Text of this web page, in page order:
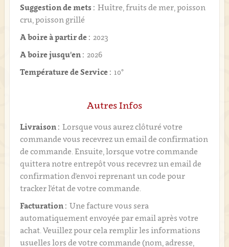
Suggestion de mets : Huître, fruits de mer, poisson
cru, poisson grillé
A boire à partir de : 2023
A boire jusqu'en : 2026
Température de Service : 10°
Autres Infos
Livraison : Lorsque vous aurez clôturé votre
commande vous recevrez un email de confirmation
de commande. Ensuite, lorsque votre commande
quittera notre entrepôt vous recevrez un email de
confirmation d’envoi reprenant un code pour
tracker l’état de votre commande.
Facturation : Une facture vous sera
automatiquement envoyée par email après votre
achat. Veuillez pour cela remplir les informations
usuelles lors de votre commande (nom, adresse,